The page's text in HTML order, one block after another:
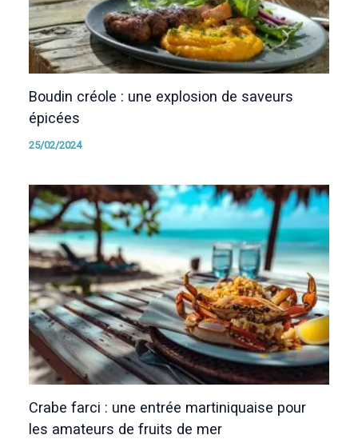
Boudin créole : une explosion de saveurs
épicées
25/02/2024
Crabe farci : une entrée martiniquaise pour
les amateurs de fruits de mer